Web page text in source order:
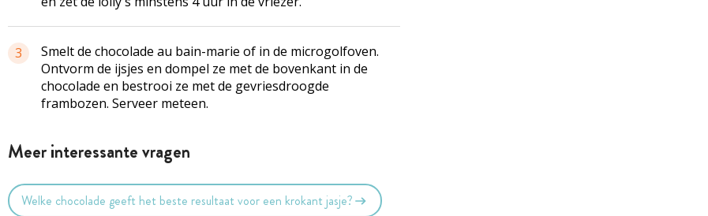
3
Smelt de chocolade au bain-marie of in de microgolfoven.
Ontvorm de ijsjes en dompel ze met de bovenkant in de
chocolade en bestrooi ze met de gevriesdroogde
frambozen. Serveer meteen.
Meer interessante vragen
Welke chocolade geeft het beste resultaat voor een krokant jasje?